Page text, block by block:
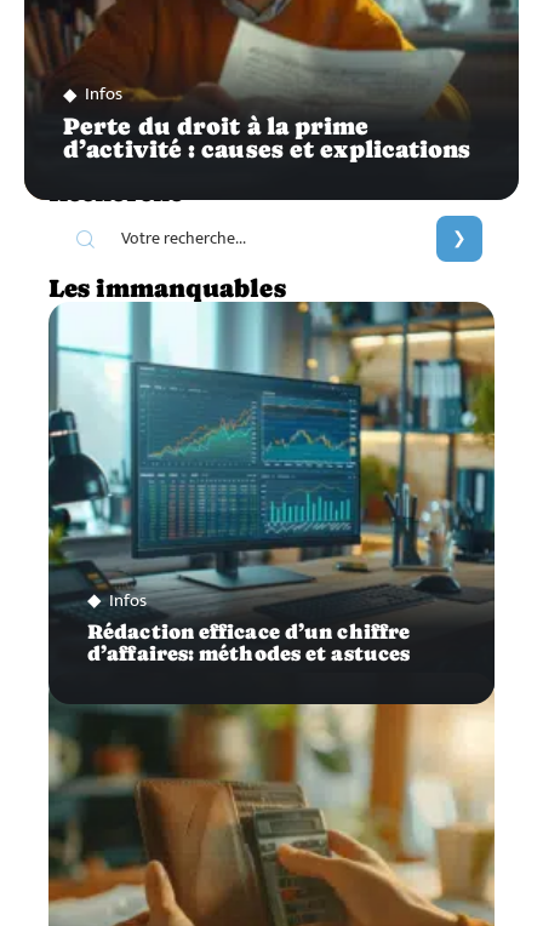
Infos
Perte du droit à la prime
d’activité : causes et explications
Recherche
Les immanquables
Infos
Rédaction efficace d’un chiffre
d’affaires: méthodes et astuces